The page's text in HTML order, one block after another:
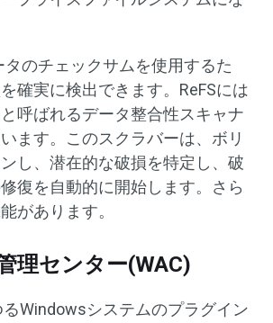
タのチェックサムを使用するた
確実に検出できます。ReFSには
と呼ばれるデータ整合性スキャナ
ます。このスクラバーは、ボリ
し、潜在的な破損を特定し、破
復を自動的に開始します。さら
があります。
理センター(WAC)
Windowsシステムのプラグイン